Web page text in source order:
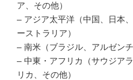
ア、その他）
– アジア太平洋（中国、日本
ーストラリア）
– 南米（ブラジル、アルゼン
– 中東・アフリカ（サウジア
リカ、その他）